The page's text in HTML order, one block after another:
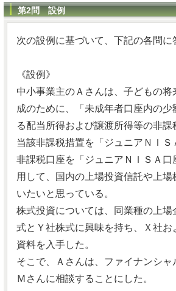
第2問 設例
次の設例に基づいて、下記の各問に
《設例》
中小事業主のＡさんは、子どもの将
成のために、「未成年者口座内の
る配当所得および譲渡所得等の非課
当該非課税措置を「ジュニアＮＩＳ
非課税口座を「ジュニアＮＩＳＡ口
用して、国内の上場投資信託や上
いたいと思っている。
株式投資については、同業種の上場
式とＹ社株式に興味を持ち、Ｘ社お
資料を入手した。
そこで、Ａさんは、ファイナンシャ
Ｍさんに相談することにした。